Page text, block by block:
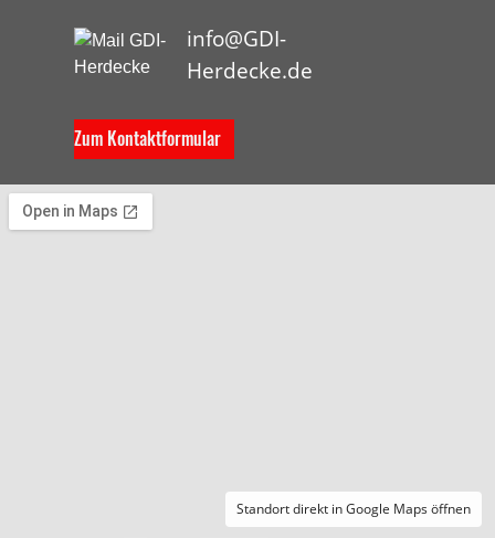
info@GDI-
Herdecke.de
Zum Kontaktformular
Standort direkt in Google Maps öffnen